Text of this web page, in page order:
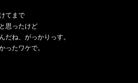
てまで
思ったけど
だね、がっかりっす。
ったワケで。